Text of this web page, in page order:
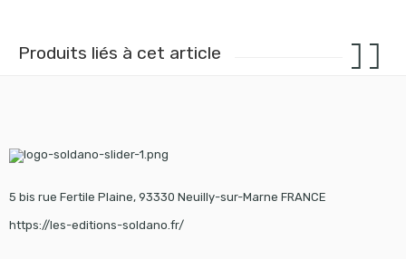
Produits liés à cet article
5 bis rue Fertile Plaine, 93330 Neuilly-sur-Marne FRANCE
https://les-editions-soldano.fr/